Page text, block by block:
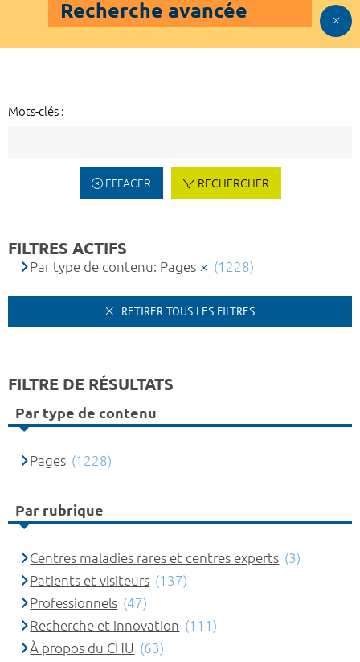
Recherche avancée
Mots-clés :
EFFACER RECHERCHER
FILTRES ACTIFS
Par type de contenu: Pages (1228)
RETIRER TOUS LES FILTRES
FILTRE DE RÉSULTATS
Par type de contenu
Pages (1228)
Par rubrique
Centres maladies rares et centres experts (3)
Patients et visiteurs (137)
Professionnels (47)
Recherche et innovation (111)
À propos du CHU (63)